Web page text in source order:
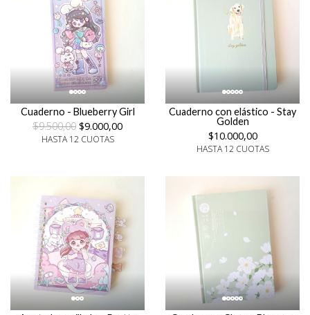
Cuaderno - Blueberry Girl
$9.500,00 $9.000,00
HASTA 12 CUOTAS
Cuaderno con elástico - Stay
Golden
$10.000,00
HASTA 12 CUOTAS